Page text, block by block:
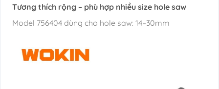
Tương thích rộng – phù hợp nhiều size hole saw
Model 756404 dùng cho hole saw: 14–30mm